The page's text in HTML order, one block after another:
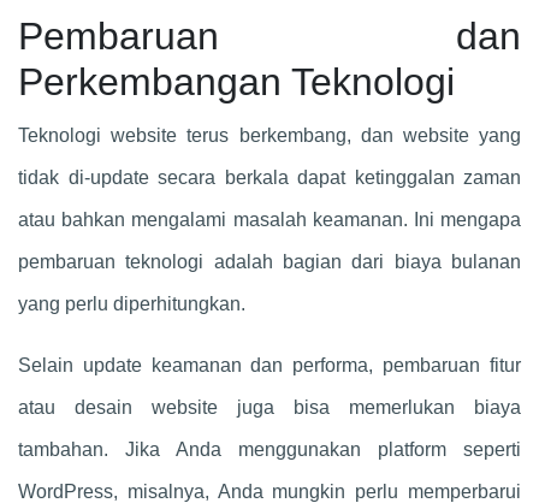
Pembaruan dan
Perkembangan Teknologi
Teknologi website terus berkembang, dan website yang
tidak di-update secara berkala dapat ketinggalan zaman
atau bahkan mengalami masalah keamanan. Ini mengapa
pembaruan teknologi adalah bagian dari biaya bulanan
yang perlu diperhitungkan.
Selain update keamanan dan performa, pembaruan fitur
atau desain website juga bisa memerlukan biaya
tambahan. Jika Anda menggunakan platform seperti
WordPress, misalnya, Anda mungkin perlu memperbarui